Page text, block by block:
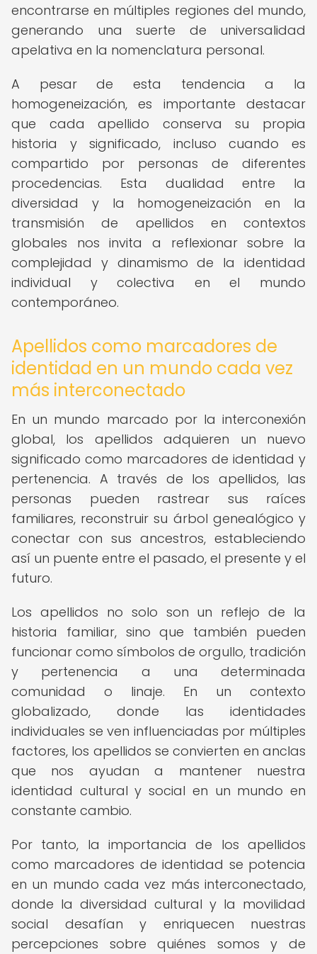
encontrarse en múltiples regiones del mundo,
generando una suerte de universalidad
apelativa en la nomenclatura personal.
A pesar de esta tendencia a la
homogeneización, es importante destacar
que cada apellido conserva su propia
historia y significado, incluso cuando es
compartido por personas de diferentes
procedencias. Esta dualidad entre la
diversidad y la homogeneización en la
transmisión de apellidos en contextos
globales nos invita a reflexionar sobre la
complejidad y dinamismo de la identidad
individual y colectiva en el mundo
contemporáneo.
Apellidos como marcadores de
identidad en un mundo cada vez
más interconectado
En un mundo marcado por la interconexión
global, los apellidos adquieren un nuevo
significado como marcadores de identidad y
pertenencia. A través de los apellidos, las
personas pueden rastrear sus raíces
familiares, reconstruir su árbol genealógico y
conectar con sus ancestros, estableciendo
así un puente entre el pasado, el presente y el
futuro.
Los apellidos no solo son un reflejo de la
historia familiar, sino que también pueden
funcionar como símbolos de orgullo, tradición
y pertenencia a una determinada
comunidad o linaje. En un contexto
globalizado, donde las identidades
individuales se ven influenciadas por múltiples
factores, los apellidos se convierten en anclas
que nos ayudan a mantener nuestra
identidad cultural y social en un mundo en
constante cambio.
Por tanto, la importancia de los apellidos
como marcadores de identidad se potencia
en un mundo cada vez más interconectado,
donde la diversidad cultural y la movilidad
social desafían y enriquecen nuestras
percepciones sobre quiénes somos y de